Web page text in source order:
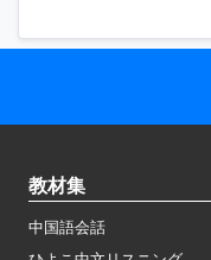
教材集
中国語会話